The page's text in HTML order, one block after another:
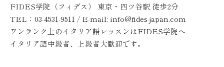
FIDES学院（フィデス） 東京・四ツ谷駅 徒歩2分
TEL：03‐4531‐9511 / E-mail: info@fides-japan.com
ワンランク上のイタリア語レッスンはFIDES学院へ
イタリア語中級者、上級者大歓迎です。